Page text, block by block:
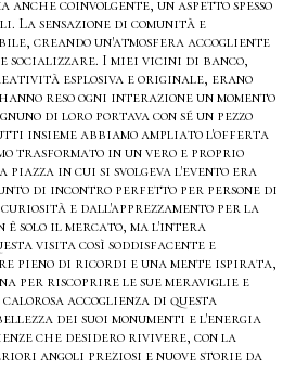
anche coinvolgente, un aspetto spesso
sensazione di comunità e
creando un'atmosfera accogliente
socializzare. I miei vicini di banco,
esplosiva e originale, erano
reso ogni interazione un momento
di loro portava con sé un pezzo
insieme abbiamo ampliato l'offerta
trasformato in un vero e proprio
in cui si svolgeva l'evento era
di incontro perfetto per persone di
e dall'apprezzamento per la
è solo il mercato, ma l'intera
visita così soddisfacente e
pieno di ricordi e una mente ispirata,
per riscoprire le sue meraviglie e
accoglienza di questa
dei suoi monumenti e l'energia
che desidero rivivere, con la
angoli preziosi e nuove storie da